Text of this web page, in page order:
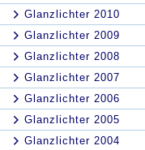
Glanzlichter 2010
Glanzlichter 2009
Glanzlichter 2008
Glanzlichter 2007
Glanzlichter 2006
Glanzlichter 2005
Glanzlichter 2004